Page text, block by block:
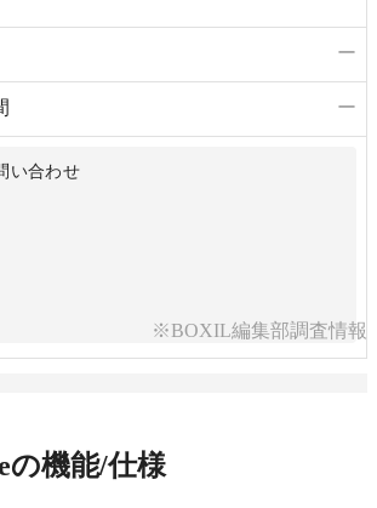
ー
ー
い合わせ
※BOXIL編集部調査情報
の機能/仕様